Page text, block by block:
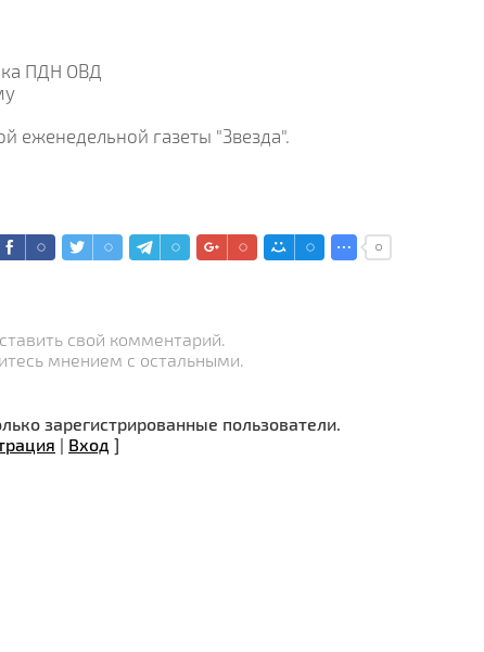
ПДН ОВД
еженедельной газеты "Звезда".
свой комментарий.
мнением с остальными.
зарегистрированные пользователи.
| Вход ]